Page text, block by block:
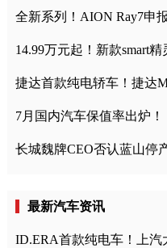
全新系列！AION Ray7申
14.99万元起！新款smart精
捷达首款纯电轿车！捷达
7月国内汽车保值率出炉！
长城魏牌CEO否认蓝山停
最新汽车资讯
ID.ERA首款纯电车！上汽